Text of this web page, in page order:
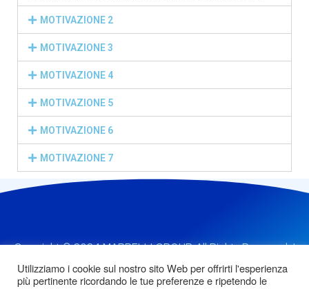
MOTIVAZIONE 2
MOTIVAZIONE 3
MOTIVAZIONE 4
MOTIVAZIONE 5
MOTIVAZIONE 6
MOTIVAZIONE 7
Copyright © 2024 MARRELLI GROUP. All Rights Reserved. |
POLICY PRIVACY
Utilizziamo i cookie sul nostro sito Web per offrirti l'esperienza
più pertinente ricordando le tue preferenze e ripetendo le